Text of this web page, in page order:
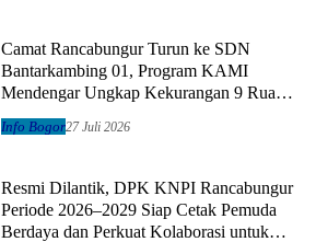
Camat Rancabungur Turun ke SDN
Bantarkambing 01, Program KAMI
Mendengar Ungkap Kekurangan 9 Ruang
Kelas dan 8 Guru
Info Bogor27 Juli 2026
Resmi Dilantik, DPK KNPI Rancabungur
Periode 2026–2029 Siap Cetak Pemuda
Berdaya dan Perkuat Kolaborasi untuk